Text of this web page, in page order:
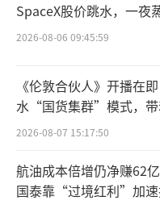
济负担的考量，因
良好。
尽管如此，随
等医药政策改革的
药企纷纷将目光瞄
有的广阔发展空间
药企提供新机遇。
SpaceX股价跳水，一夜
2026-08-06 09:45:59
《伦敦合伙人》开播在
水“国货集群”模式，带
向种草
2026-08-07 15:17:50
航油成本倍增仍净赚62
国泰靠“过境红利”加